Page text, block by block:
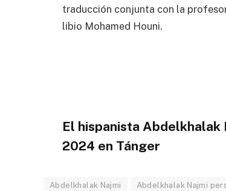
traducción conjunta con la
libio Mohamed Houni.
El hispanista
2024 en Tánger
Abdelkhalak Najmi Abdelkhalak Najmi